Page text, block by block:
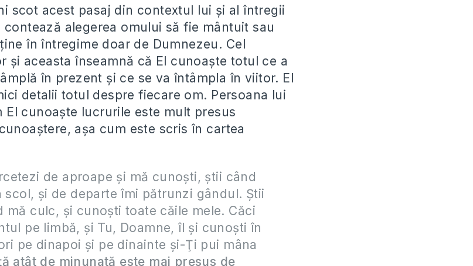
scot acest pasaj din contextul lui şi al întregii
alegerea omului să fie mântuit sau
în întregime doar de Dumnezeu. Cel
şi aceasta înseamnă că El cunoaşte totul ce a
în prezent şi ce se va întâmpla în viitor. El
detalii totul despre fiecare om. Persoana lui
El cunoaşte lucrurile este mult presus
aşa cum este scris în cartea
de aproape şi mă cunoşti, ştii când
scol, şi de departe îmi pătrunzi gândul. Ştii
mă culc, şi cunoşti toate căile mele. Căci
pe limbă, şi Tu, Doamne, îl şi cunoşti în
pe dinapoi şi pe dinainte şi-Ţi pui mâna
atât de minunată este mai presus de